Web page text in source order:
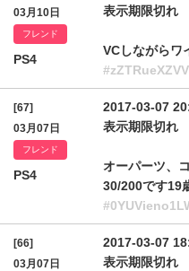
03月10日
フレンド
PS4
表示期限切れ
VCしながらワ
[67]
03月07日
フレンド
PS4
2017-03-07
表示期限切れ
オーパーツ、
30/200です19
[66]
03月07日
2017-03-07
表示期限切れ